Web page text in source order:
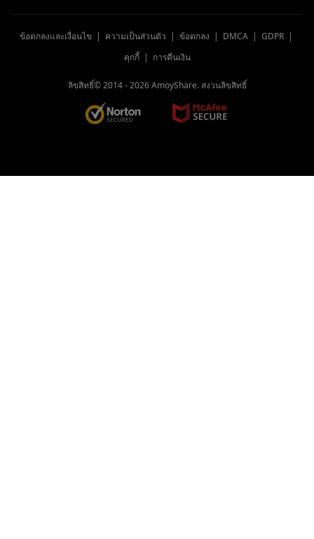
ข้อตกลงและเงื่อนไข | ความเป็นส่วนตัว | ข้อตกลง | DMCA| GDPR|
คุกกี้| การคืนเงิน
ลิขสิทธิ์© 2014 -2026AmoyShare. สงวนลิขสิทธิ์